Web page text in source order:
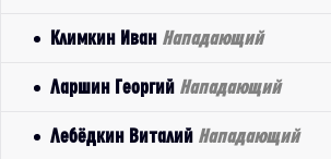
Климкин Иван Нападающий
Ларшин Георгий Нападающий
Лебёдкин Виталий Нападающий